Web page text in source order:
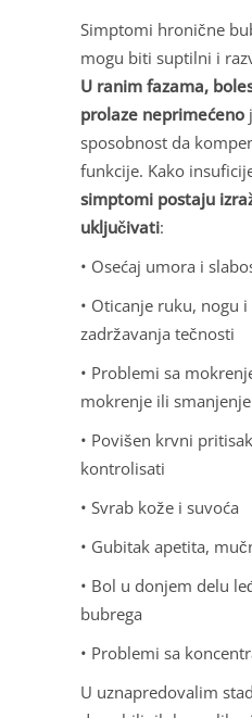
Simptomi hronične
mogu biti suptilni i
U ranim fazama,
prolaze neprimećeno
sposobnost da
funkcije. Kako
simptomi postaju
uključivati:
• Osećaj umora i
• Oticanje ruku, nogu
zadržavanja tečnosti
• Problemi sa
mokrenje ili
• Povišen krvni
kontrolisati
• Svrab kože i suvoća
• Gubitak apetita,
• Bol u donjem delu
bubrega
• Problemi sa
U uznapredovalim